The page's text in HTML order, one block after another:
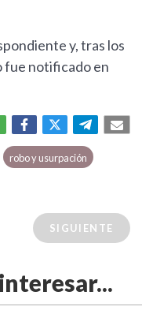
y, tras los
fue notificado en
robo y usurpación
SIGUIENTE